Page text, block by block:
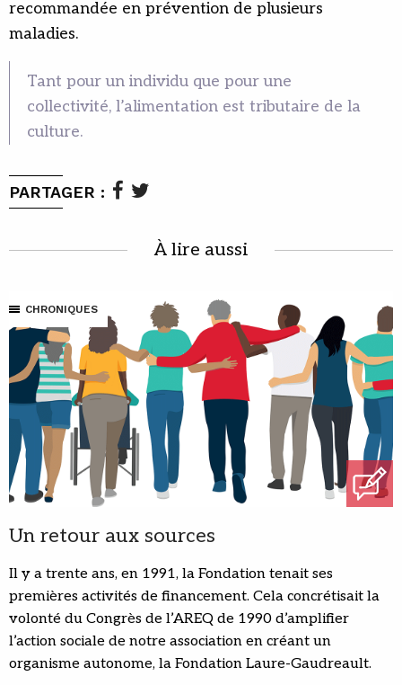
recommandée en prévention de plusieurs
maladies.
Tant pour un individu que pour une
collectivité, l’alimentation est tributaire de la
culture.
PARTAGER :
À lire aussi
CHRONIQUES
Un retour aux sources
Il y a trente ans, en 1991, la Fondation tenait ses
premières activités de financement. Cela concrétisait la
volonté du Congrès de l’AREQ de 1990 d’amplifier
l’action sociale de notre association en créant un
organisme autonome, la Fondation Laure-Gaudreault.